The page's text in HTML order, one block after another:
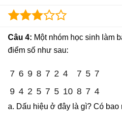
Câu 4: Một nhóm học sinh làm
điểm số như sau:
7 6 9 8 7 2 4 7 5 7
9 4 2 5 7 5 10 8 7 4
a. Dấu hiệu ở đây là gì? Có